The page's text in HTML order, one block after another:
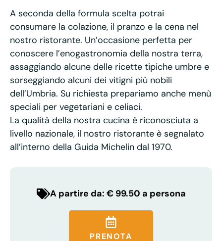
A seconda della formula scelta potrai
consumare la colazione, il pranzo e la cena nel
nostro ristorante. Un’occasione perfetta per
conoscere l’enogastronomia della nostra terra,
assaggiando alcune delle ricette tipiche umbre e
sorseggiando alcuni dei vitigni più nobili
dell’Umbria. Su richiesta prepariamo anche menù
speciali per vegetariani e celiaci.
La qualità della nostra cucina è riconosciuta a
livello nazionale, il nostro ristorante è segnalato
all’interno della Guida Michelin dal 1970.
A partire da: € 99.50 a persona
PRENOTA